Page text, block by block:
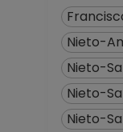
Nieto-
Nieto-
Nieto-
Nieto-